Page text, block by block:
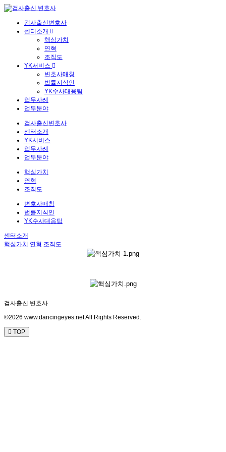
검사출신변호사
센터소개
핵심가치
연혁
조직도
YK서비스
변호사매칭
법률지식인
YK수사대응팀
업무사례
업무분야
검사출신변호사
센터소개
YK서비스
업무사례
업무분야
핵심가치
연혁
조직도
변호사매칭
법률지식인
YK수사대응팀
센터소개
핵심가치 연혁 조직도
검사출신 변호사
©2026 www.dancingeyes.net All Rights Reserved.
TOP